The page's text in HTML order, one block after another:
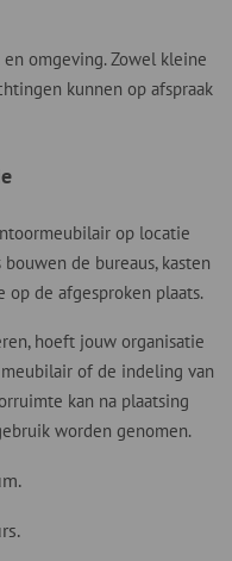
omgeving. Zowel kleine
kunnen op afspraak
op locatie
de bureaus, kasten
de afgesproken plaats.
hoeft jouw organisatie
of de indeling van
kan na plaatsing
worden genomen.